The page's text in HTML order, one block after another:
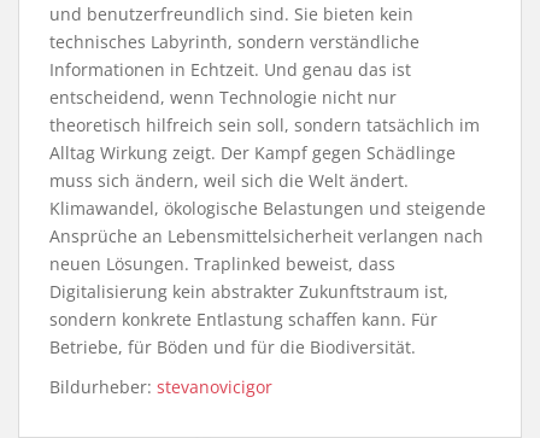
und benutzerfreundlich sind. Sie bieten kein
technisches Labyrinth, sondern verständliche
Informationen in Echtzeit. Und genau das ist
entscheidend, wenn Technologie nicht nur
theoretisch hilfreich sein soll, sondern tatsächlich im
Alltag Wirkung zeigt. Der Kampf gegen Schädlinge
muss sich ändern, weil sich die Welt ändert.
Klimawandel, ökologische Belastungen und steigende
Ansprüche an Lebensmittelsicherheit verlangen nach
neuen Lösungen. Traplinked beweist, dass
Digitalisierung kein abstrakter Zukunftstraum ist,
sondern konkrete Entlastung schaffen kann. Für
Betriebe, für Böden und für die Biodiversität.
Bildurheber: stevanovicigor